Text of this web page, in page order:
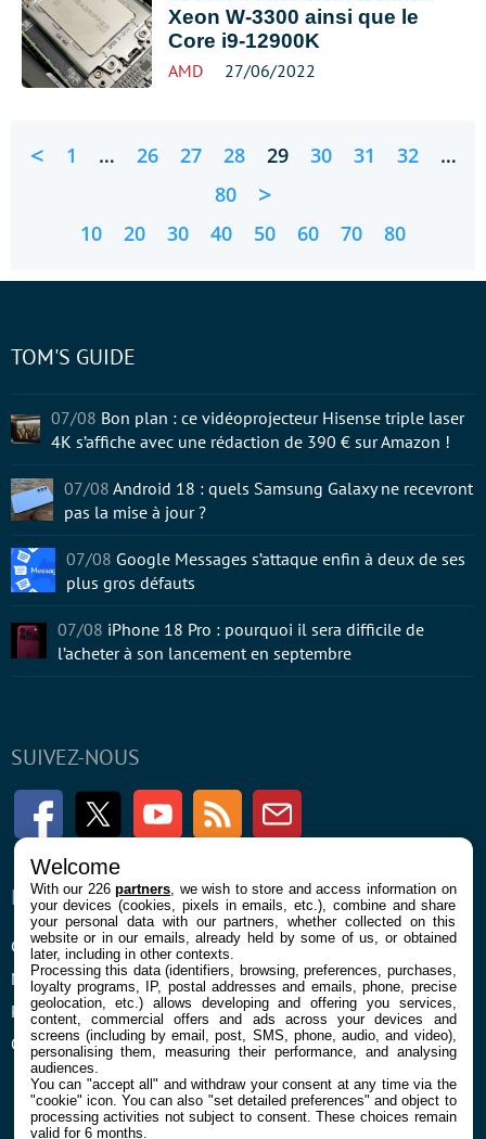
Xeon W-3300 ainsi que le
Core i9-12900K
AMD 27/06/2022
< 1 … 26 27 28 29 30 31 32
…
80
>
10 20 30 40 50 60 70 80
SUIVEZ-NOUS
FacebookTwitter Youtube RSS Newsletter
ENTREPRISE
Confidentialité et Cookies
Mentions légales et CGU
Préférences Cookies
Qui sommes nous
À PROPOS
Contact
TOM'S GUIDE
07/08 Bon plan : ce vidéoprojecteur Hisense triple laser
4K s’affiche avec une rédaction de 390 € sur Amazon !
07/08 Android 18 : quels Samsung Galaxy ne recevront
pas la mise à jour ?
07/08 Google Messages s’attaque enfin à deux de ses
plus gros défauts
07/08 iPhone 18 Pro : pourquoi il sera difficile de
l’acheter à son lancement en septembre
Welcome
With our 226partners , we wish to store and access information on
your devices (cookies, pixels in emails, etc.), combine and share
your personal data with our partners, whether collected on this
website or in our emails, already held by some of us, or obtained
later, including in other contexts.
Processing this data (identifiers, browsing, preferences, purchases,
loyalty programs, IP, postal addresses and emails, phone, precise
geolocation, etc.) allows developing and offering you services,
content, commercial offers and ads across your devices and
screens (including by email, post, SMS, phone, audio, and video),
personalising them, measuring their performance, and analysing
audiences.
You can "accept all" and withdraw your consent at any time via the
"cookie" icon. You can also "set detailed preferences" and object to
processing activities not subject to consent. These choices remain
valid for 6 months.